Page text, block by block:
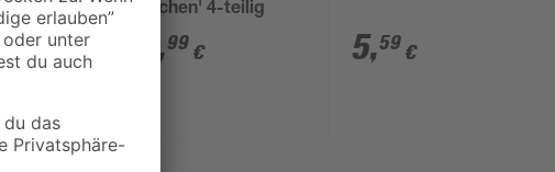
streichen' 4-teilig
,99 € 5,59 €